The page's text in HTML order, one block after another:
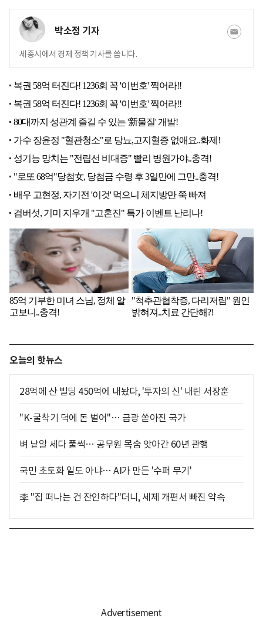
박소정 기자
세종시에서 경제 정책 기사를 씁니다.
오늘의 핫뉴스
28억에 산 빌딩 450억에 내놨다, '투자의 신' 내린 서장훈
"K-굴착기 덕에 돈 벌어"… 금광 쏟아진 국가
벼 낱알 세다 풀썩… 공무원 목숨 앗아간 60년 관행
국민 초토화 일도 아냐… AI가 만든 '수퍼 무기'
李 "집 떠나는 건 잔인하다"더니, 세제 개편서 빠진 약속